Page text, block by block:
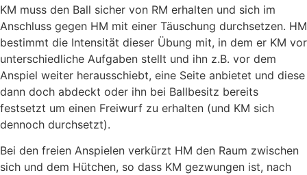
KM muss den Ball sicher von RM erhalten und sich im
Anschluss gegen HM mit einer Täuschung durchsetzen. HM
bestimmt die Intensität dieser Übung mit, in dem er KM vor
unterschiedliche Aufgaben stellt und ihn z.B. vor dem
Anspiel weiter herausschiebt, eine Seite anbietet und diese
dann doch abdeckt oder ihn bei Ballbesitz bereits
festsetzt um einen Freiwurf zu erhalten (und KM sich
dennoch durchsetzt).
Bei den freien Anspielen verkürzt HM den Raum zwischen
sich und dem Hütchen, so dass KM gezwungen ist, nach